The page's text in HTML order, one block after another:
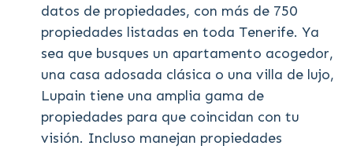
datos de propiedades, con más de 750
propiedades listadas en toda Tenerife. Ya
sea que busques un apartamento acogedor,
una casa adosada clásica o una villa de lujo,
Lupain tiene una amplia gama de
propiedades para que coincidan con tu
visión. Incluso manejan propiedades